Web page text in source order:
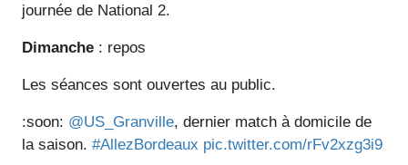
journée de National 2.
Dimanche : repos
Les séances sont ouvertes au public.
:soon: @US_Granville, dernier match à domicile de
la saison. #AllezBordeaux pic.twitter.com/rFv2xzg3i9